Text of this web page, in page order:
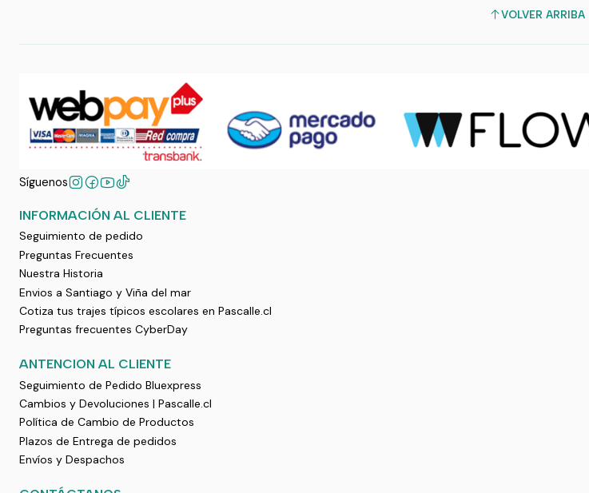
VOLVER ARRIBA
Síguenos
INFORMACIÓN AL CLIENTE
Seguimiento de pedido
Preguntas Frecuentes
Nuestra Historia
Envios a Santiago y Viña del mar
Cotiza tus trajes típicos escolares en Pascalle.cl
Preguntas frecuentes CyberDay
ANTENCION AL CLIENTE
Seguimiento de Pedido Bluexpress
Cambios y Devoluciones | Pascalle.cl
Política de Cambio de Productos
Plazos de Entrega de pedidos
Envíos y Despachos